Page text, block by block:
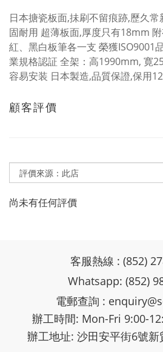
日本搪瓷板面,抺刷不留痕跡,歷久
固耐用 超薄板面,厚度只有18mm
紅、黑白板筆各一支 榮獲ISO9001
業規格認証 全架：高1990mm, 寛
容易安装 日本製造,品質保證,保用
顧客評價
尚未有任何評價
客服熱線 : (852)
Whatsapp: (852)
電郵查詢 :
辦工時間: Mon-Fri 9:00-
辦工地址: 沙田安平街6號